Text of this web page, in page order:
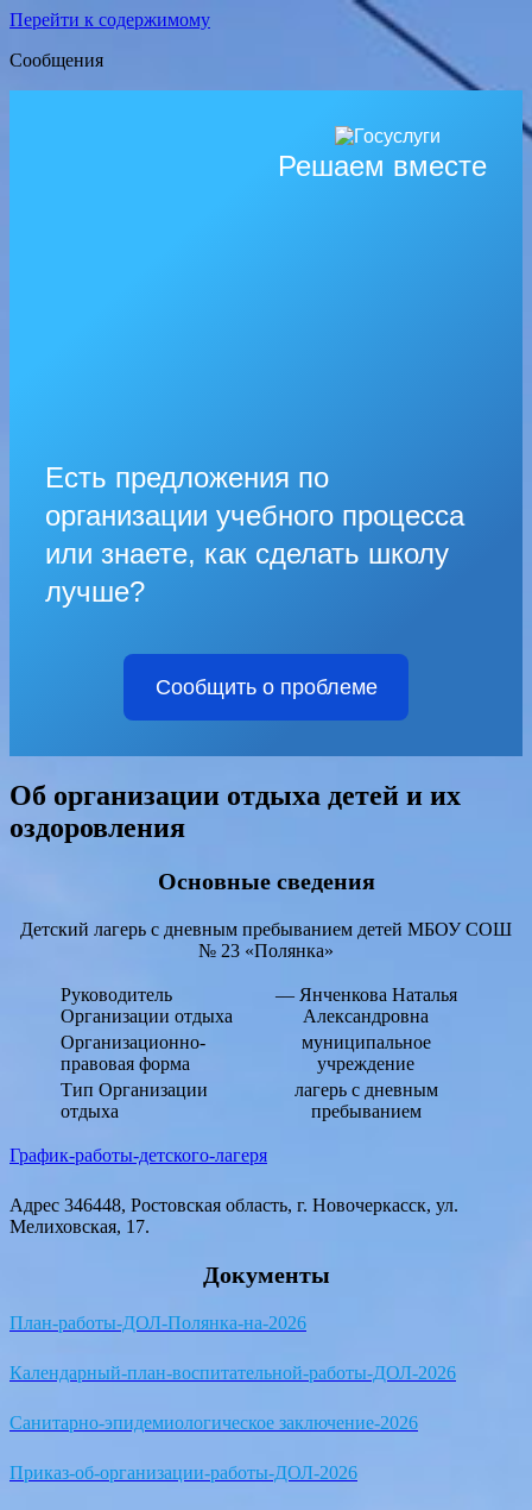
Перейти к содержимому
Сообщения
Решаем вместе
Есть предложения по
организации учебного процесса
или знаете, как сделать школу
лучше?
Сообщить о проблеме
Об организации отдыха детей и их
оздоровления
Основные сведения
Детский лагерь с дневным пребыванием детей МБОУ СОШ
№ 23 «Полянка»
Руководитель
Организации отдыха
— Янченкова Наталья
Александровна
Организационно-
правовая форма
муниципальное
учреждение
Тип Организации
отдыха
лагерь с дневным
пребыванием
График-работы-детского-лагеря
Адрес 346448, Ростовская область, г. Новочеркасск, ул.
Мелиховская, 17.
Документы
План-работы-ДОЛ-Полянка-на-2026
Календарный-план-воспитательной-работы-ДОЛ-2026
Санитарно-эпидемиологическое заключение-2026
Приказ-об-организации-работы-ДОЛ-2026